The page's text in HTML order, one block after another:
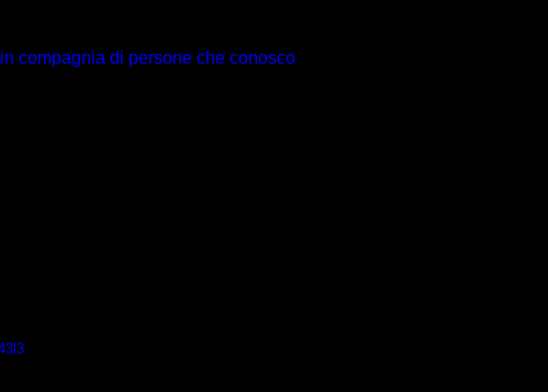
compagnia di persone che conosco